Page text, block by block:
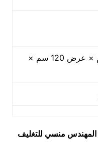
طول 220 سم × عرض 120 سم ×
المهندس منسي للتغليف